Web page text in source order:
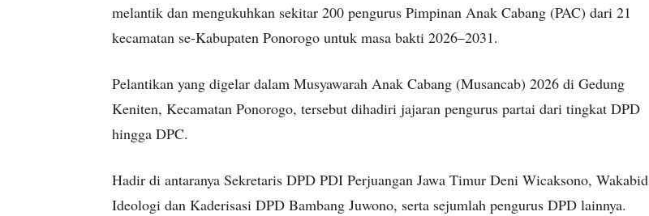
melantik dan mengukuhkan sekitar 200 pengurus Pimpinan Anak Cabang (PAC) dari 21
kecamatan se-Kabupaten Ponorogo untuk masa bakti 2026–2031.
Pelantikan yang digelar dalam Musyawarah Anak Cabang (Musancab) 2026 di Gedung
Keniten, Kecamatan Ponorogo, tersebut dihadiri jajaran pengurus partai dari tingkat DPD
hingga DPC.
Hadir di antaranya Sekretaris DPD PDI Perjuangan Jawa Timur Deni Wicaksono, Wakabid
Ideologi dan Kaderisasi DPD Bambang Juwono, serta sejumlah pengurus DPD lainnya.